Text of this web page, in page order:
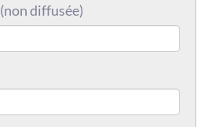
(non diffusée)